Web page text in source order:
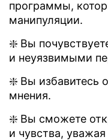
программы,
манипуляции.
❇️ Вы
и неуязвимыми
❇️ Вы избавитесь
мнения.
❇️ Вы сможете
и чувства,